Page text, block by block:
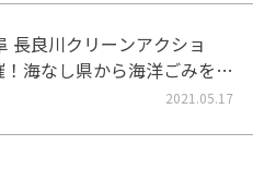
長良川クリーンアクショ
！海なし県から海洋ごみをな
2021.05.17